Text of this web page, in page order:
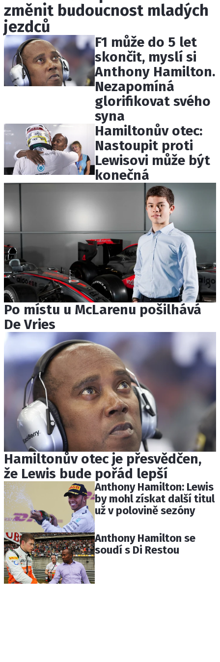
ETICKÝ KODEX
VYDAVATEL
INZERCE
OSOBNÍ ÚDAJE / COOKIES
Provozovatelem serveru F1NEWS.cz je
INCORP MEDIA GROUP s.r.o., IČ: 118 23 054
změnit budoucnost mladých
jezdců
F1 může do 5 let
skončit, myslí si
Anthony Hamilton.
Nezapomíná
glorifikovat svého
syna
Hamiltonův otec:
Nastoupit proti
Lewisovi může být
konečná
Po místu u McLarenu pošilhává
De Vries
Hamiltonův otec je přesvědčen,
že Lewis bude pořád lepší
Anthony Hamilton: Lewis
by mohl získat další titul
už v polovině sezóny
Anthony Hamilton se
soudí s Di Restou